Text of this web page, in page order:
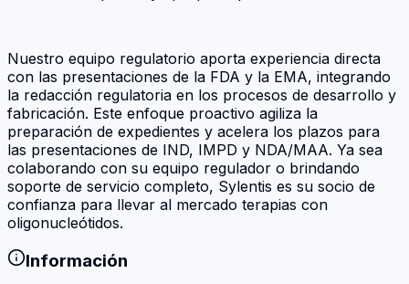
Nuestro equipo regulatorio aporta experiencia directa
con las presentaciones de la FDA y la EMA, integrando
la redacción regulatoria en los procesos de desarrollo y
fabricación. Este enfoque proactivo agiliza la
preparación de expedientes y acelera los plazos para
las presentaciones de IND, IMPD y NDA/MAA. Ya sea
colaborando con su equipo regulador o brindando
soporte de servicio completo, Sylentis es su socio de
confianza para llevar al mercado terapias con
oligonucleótidos.
Información